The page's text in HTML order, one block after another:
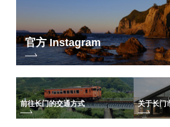
官方 Instagram
前往长门的交通方式 关于长门